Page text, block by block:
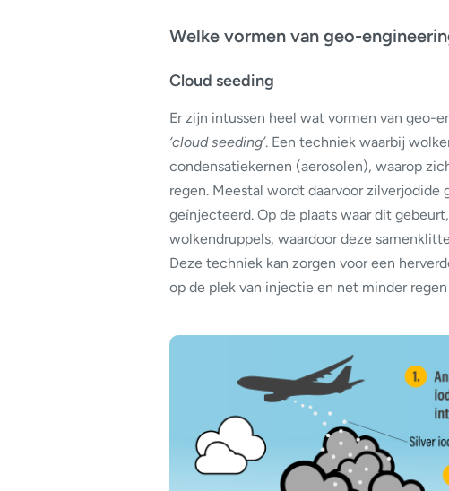
Welke vormen van geo-
Cloud seeding
Er zijn intussen heel wat vormen van geo-
‘cloud seeding’. Een techniek waarbij
condensatiekernen (aerosolen), waarop
regen. Meestal wordt daarvoor
geïnjecteerd. Op de plaats waar dit
wolkendruppels, waardoor deze
Deze techniek kan zorgen voor een
op de plek van injectie en net minder